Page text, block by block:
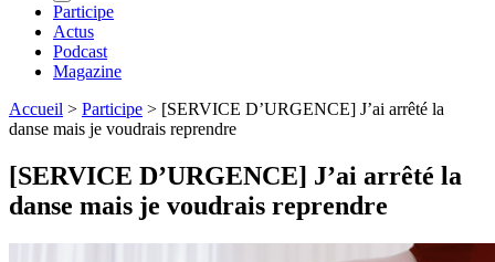
Participe
Actus
Podcast
Magazine
Accueil > Participe > [SERVICE D’URGENCE] J’ai arrêté la
danse mais je voudrais reprendre
[SERVICE D’URGENCE] J’ai arrêté la
danse mais je voudrais reprendre